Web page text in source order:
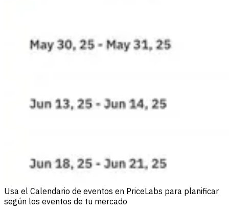
Usa el Calendario de eventos en PriceLabs para planificar
según los eventos de tu mercado